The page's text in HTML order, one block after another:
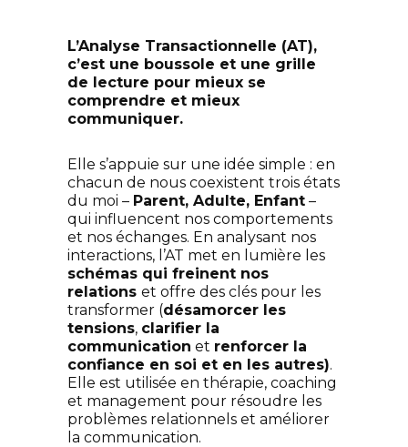
L’Analyse Transactionnelle (AT),
c’est une boussole et une grille
de lecture pour mieux se
comprendre et mieux
communiquer.
Elle s’appuie sur une idée simple : en
chacun de nous coexistent trois états
du moi – Parent, Adulte, Enfant –
qui influencent nos comportements
et nos échanges. En analysant nos
interactions, l’AT met en lumière les
schémas qui freinent nos
relations et offre des clés pour les
transformer (désamorcer les
tensions, clarifier la
communication et renforcer la
confiance en soi et en les autres).
Elle est utilisée en thérapie, coaching
et management pour résoudre les
problèmes relationnels et améliorer
la communication.